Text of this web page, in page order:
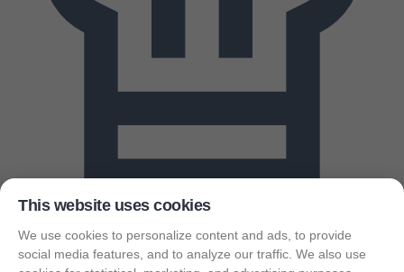
Receptek
This website uses cookies
We use cookies to personalize content and ads, to provide
social media features, and to analyze our traffic. We also use